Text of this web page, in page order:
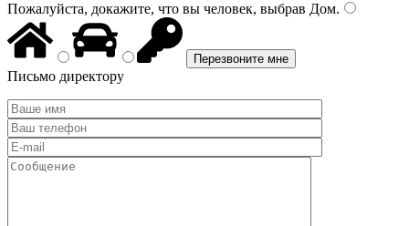
Пожалуйста, докажите, что вы человек, выбрав Дом.
Письмо директору